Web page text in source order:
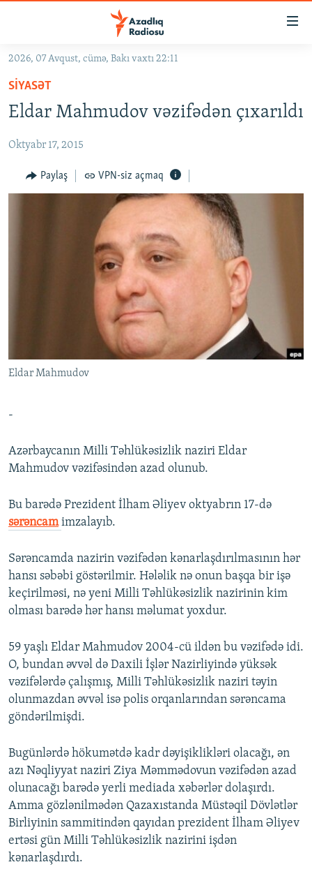
Əsas
qayıt
Əsas
qayıt
GÜNDƏM
#İZAHLA
#ƏSLINDƏ
FƏRQƏ BAX
AZƏRBAYCAN ƏDƏBIYYATI KITABXANASI
İSLAM VƏ DEMOKRATIYA
İZ - MƏDƏNIYYƏT PROQRAMI
PEŞƏ ETIKASI VƏ JURNALISTIKA STANDARTLARIMIZ
MATERIALLARIMIZDAN ISTIFADƏ
XƏBƏR BÜLLETENLƏRIMIZ
2026, 07 Avqust, cümə, Bakı vaxtı 22:11
SIYASƏT
Eldar Mahmudov vəzifədən çıxarıldı
Oktyabr 17, 2015
Paylaş VPN-siz açmaq
Eldar Mahmudov
-
Azərbaycanın Milli Təhlükəsizlik naziri Eldar
Mahmudov vəzifəsindən azad olunub.
Bu barədə Prezident İlham Əliyev oktyabrın 17-də
sərəncam imzalayıb.
Sərəncamda nazirin vəzifədən kənarlaşdırılmasının hər
hansı səbəbi göstərilmir. Hələlik nə onun başqa bir işə
keçirilməsi, nə yeni Milli Təhlükəsizlik nazirinin kim
olması barədə hər hansı məlumat yoxdur.
59 yaşlı Eldar Mahmudov 2004-cü ildən bu vəzifədə idi.
O, bundan əvvəl də Daxili İşlər Nazirliyində yüksək
vəzifələrdə çalışmış, Milli Təhlükəsizlik naziri təyin
olunmazdan əvvəl isə polis orqanlarından sərəncama
göndərilmişdi.
Bugünlərdə hökumətdə kadr dəyişiklikləri olacağı, ən
azı Nəqliyyat naziri Ziya Məmmədovun vəzifədən azad
olunacağı barədə yerli mediada xəbərlər dolaşırdı.
Amma gözlənilmədən Qazaxıstanda Müstəqil Dövlətlər
Birliyinin sammitindən qayıdan prezident İlham Əliyev
ertəsi gün Milli Təhlükəsizlik nazirini işdən
kənarlaşdırdı.